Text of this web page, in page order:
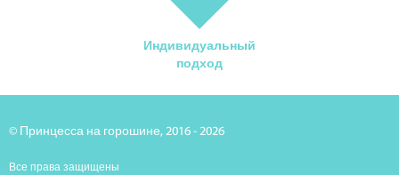
Индивидуальный
подход
© Принцесса на горошине, 2016 - 2026
Все права защищены